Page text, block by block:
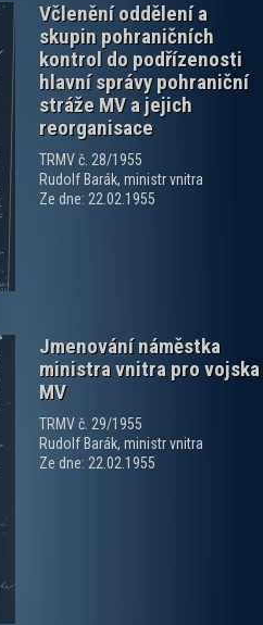
Včlenění oddělení a
skupin pohraničních
kontrol do podřízenosti
hlavní správy pohraniční
stráže MV a jejich
reorganisace
TRMV č. 28/1955
Rudolf Barák, ministr vnitra
Ze dne: 22.02.1955
Jmenování náměstka
ministra vnitra pro vojska
MV
TRMV č. 29/1955
Rudolf Barák, ministr vnitra
Ze dne: 22.02.1955